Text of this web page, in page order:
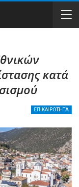
κατά
ΕΠΙΚΑΙΡΟΤΗΤΑ